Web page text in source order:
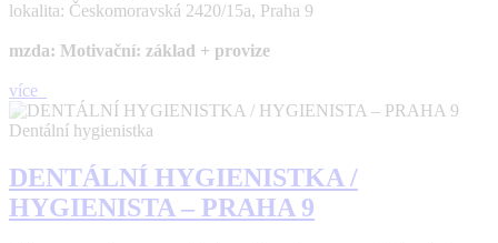
lokalita: Českomoravská 2420/15a, Praha 9
mzda: Motivační: základ + provize
více
Dentální hygienistka
DENTÁLNÍ HYGIENISTKA /
HYGIENISTA – PRAHA 9